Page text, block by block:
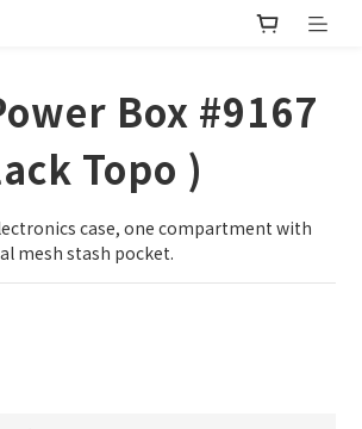
Box #9167
Topo )
case, one compartment with
mesh stash pocket.